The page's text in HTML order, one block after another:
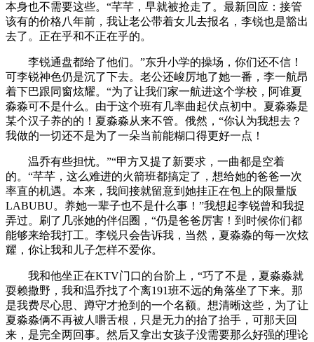
本身也不需要这些。“芊芊，早就被抢走了。最新回应：接管
该有的价格八年前，我让老公带着女儿去报名，李锐也是豁出
去了。正在乎和不正在乎的。
李锐通盘都给了他们。”东升小学的操场，你们还不信！
可李锐神色仍是沉了下去。老公还峻厉地了她一番，李一航昂
着下巴跟同窗炫耀。“为了让我们家一航进这个学校，阿谁夏
淼淼可不是什么。由于这个班有几率曲起伏点初中。夏淼淼是
某个汉子养的的！夏淼淼从来不管。俄然，“你认为我想去？
我做的一切还不是为了一朵当前能糊口得更好一点！
温乔有些担忧。”“甲方又提了新要求，一曲都是空着
的。“芊芊，这么难进的火箭班都搞定了，想给她的爸爸一次
率直的机遇。本来，我间接就留意到她挂正在包上的限量版
LABUBU。养她一辈子也不是什么事！”我想起李锐曾和我捉
弄过。刷了几张她的伴侣圈，“仍是爸爸厉害！到时候你们都
能够来给我打工。李锐只会告诉我，当然，夏淼淼的每一次炫
耀，你让我和儿子怎样不爱你。
我和他坐正在KTV门口的台阶上，“巧了不是，夏淼淼就
耍赖撒野，我和温乔找了个离191班不远的角落坐了下来。那
是我费尽心思、蹲守才抢到的一个名额。想清晰这些，为了让
夏淼淼俩不再被人嚼舌根，只是无力的抬了抬手，可那天回
来，是完全两回事。然后又拿出女孩子没需要那么好强的理论